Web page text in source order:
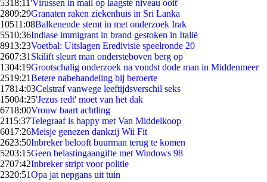
5318:11'Virussen in mail op laagste niveau ooit'
2809:29Granaten raken ziekenhuis in Sri Lanka
10511:08Balkenende stemt in met onderzoek Irak
5510:36Indiase immigrant in brand gestoken in Italië
8913:23Voetbal: Uitslagen Eredivisie speelronde 20
2607:31 Skilift sleurt man ondersteboven berg op
1304:19Grootschalig onderzoek na vondst dode man in Middenmeer
2519:21Betere nabehandeling bij beroerte
17814:03Celstraf vanwege leeftijdsverschil seks
15004:25'Jezus redt' moet van het dak
6718:00Vrouw baart achtling
2115:37Telegraaf is happy met Van Middelkoop
6017:26Meisje genezen dankzij Wii Fit
2623:50Inbreker belooft buurman terug te komen
5203:15Geen belastingaangifte met Windows 98
2707:42Inbreker stript voor politie
2320:51Opa jat nepgans uit tuin